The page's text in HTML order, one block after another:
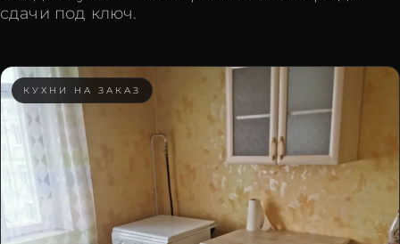
сдачи под ключ.
КУХНИ НА ЗАКАЗ